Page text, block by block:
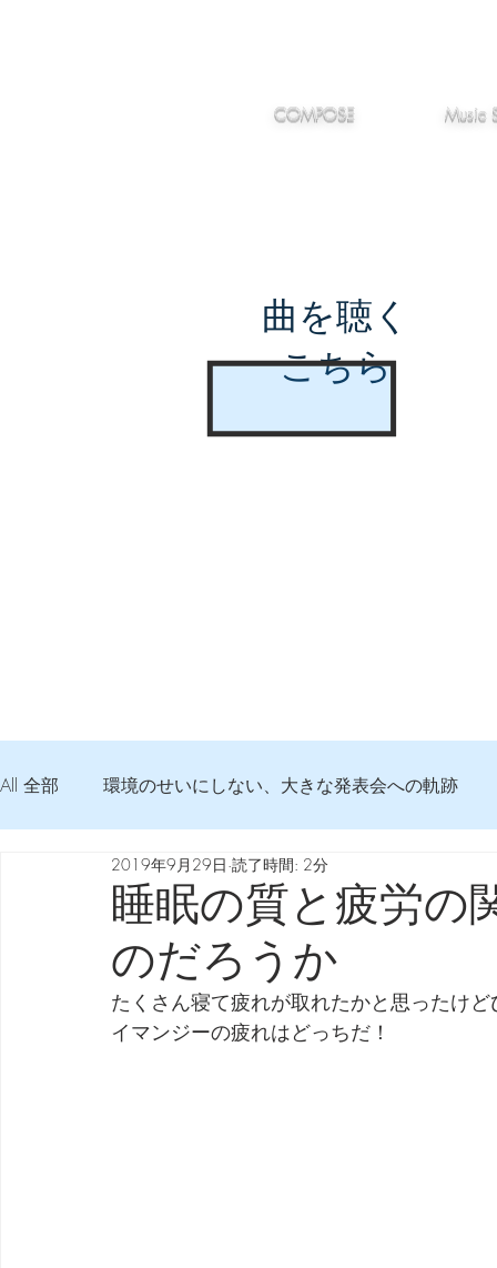
COMPOSE Music
曲を聴く
こちら
All 全部 環境のせいにしない、大きな発表会への軌跡
弦交換の記録 DTM 始める 知っておきたいコト
Imanjy Studio 使われているモノ 食べんじーの美味
睡眠の質と疲労の
のだろうか
2019年9月29日 読了時間: 2分
たくさん寝て疲れが取れたかと思ったけ
イマンジーの疲れはどっちだ！